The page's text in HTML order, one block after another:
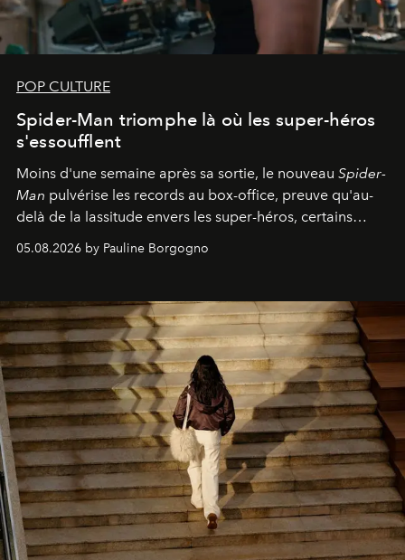
POP CULTURE
Spider-Man triomphe là où les super-héros
s'essoufflent
Moins d'une semaine après sa sortie, le nouveau Spider-
Man pulvérise les records au box-office, preuve qu'au-
delà de la lassitude envers les super-héros, certains
personnages continuent de susciter une ferveur intacte.
05.08.2026 by Pauline Borgogno